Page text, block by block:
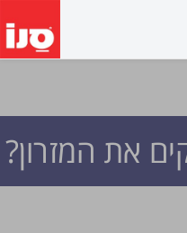
את המזרון?